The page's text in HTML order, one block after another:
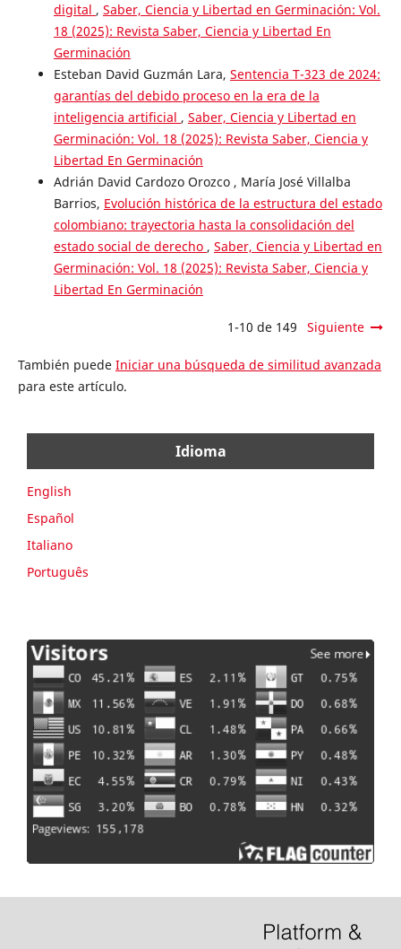
digital , Saber, Ciencia y Libertad en Germinación: Vol.
18 (2025): Revista Saber, Ciencia y Libertad En
Germinación
Esteban David Guzmán Lara, Sentencia T-323 de 2024:
garantías del debido proceso en la era de la
inteligencia artificial , Saber, Ciencia y Libertad en
Germinación: Vol. 18 (2025): Revista Saber, Ciencia y
Libertad En Germinación
Adrián David Cardozo Orozco , María José Villalba
Barrios, Evolución histórica de la estructura del estado
colombiano: trayectoria hasta la consolidación del
estado social de derecho , Saber, Ciencia y Libertad en
Germinación: Vol. 18 (2025): Revista Saber, Ciencia y
Libertad En Germinación
1-10 de 149 Siguiente
También puede Iniciar una búsqueda de similitud avanzada
para este artículo.
Idioma
English
Español
Italiano
Português